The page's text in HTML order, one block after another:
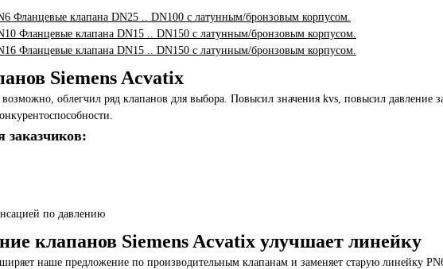
Фланцевые клапана DN25 .. DN100 с латунным/бронзовым корпусом.
Фланцевые клапана DN15 .. DN150 с латунным/бронзовым корпусом.
Фланцевые клапана DN15 .. DN150 с латунным/бронзовым корпусом.
Siemens Acvatix
облегчил ряд клапанов для выбора. Повысил значения kvs, повысил давление
заказчиков:
по давлению
клапанов Siemens Acvatix улучшает линейку
наше предложение по производительным клапанам и заменяет старую линейку